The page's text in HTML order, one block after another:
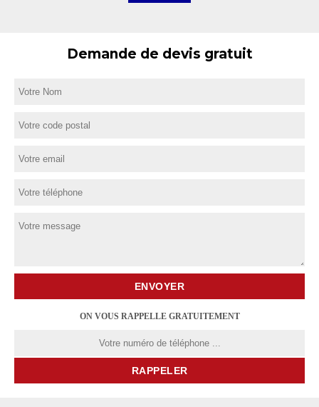
Demande de devis gratuit
ON VOUS RAPPELLE GRATUITEMENT